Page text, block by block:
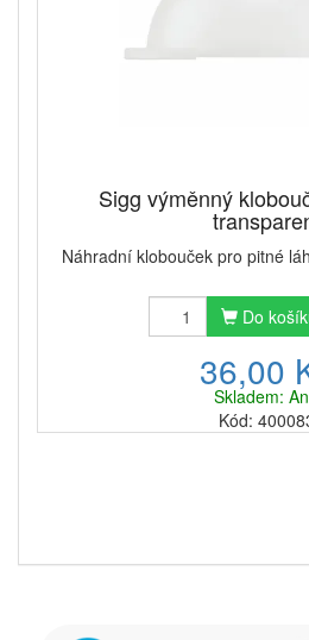
Sigg výměnný
Náhradní klobouček pro pitné
Do
36,00
Skladem:
Kód: